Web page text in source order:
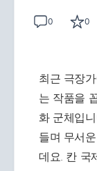
0 0
최근 극장
는 작품을
화 군체입
들며 무서
데요. 칸 국